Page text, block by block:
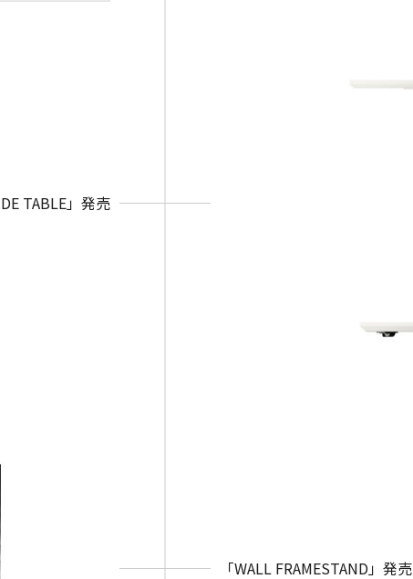
TABLE」発売
「WALL FRAMESTAND」発売